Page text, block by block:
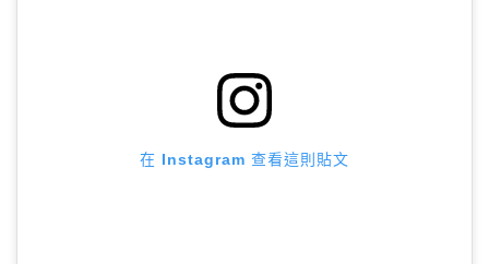
在 Instagram 查看這則貼文